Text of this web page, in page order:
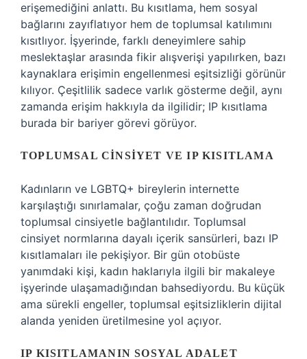
erişemediğini anlattı. Bu kısıtlama, hem sosyal
bağlarını zayıflatıyor hem de toplumsal katılımını
kısıtlıyor. İşyerinde, farklı deneyimlere sahip
meslektaşlar arasında fikir alışverişi yapılırken, bazı
kaynaklara erişimin engellenmesi eşitsizliği görünür
kılıyor. Çeşitlilik sadece varlık gösterme değil, aynı
zamanda erişim hakkıyla da ilgilidir; IP kısıtlama
burada bir bariyer görevi görüyor.
TOPLUMSAL CINSIYET VE IP KISITLAMA
Kadınların ve LGBTQ+ bireylerin internette
karşılaştığı sınırlamalar, çoğu zaman doğrudan
toplumsal cinsiyetle bağlantılıdır. Toplumsal
cinsiyet normlarına dayalı içerik sansürleri, bazı IP
kısıtlamaları ile pekişiyor. Bir gün otobüste
yanımdaki kişi, kadın haklarıyla ilgili bir makaleye
işyerinde ulaşamadığından bahsediyordu. Bu küçük
ama sürekli engeller, toplumsal eşitsizliklerin dijital
alanda yeniden üretilmesine yol açıyor.
IP KISITLAMANIN SOSYAL ADALET